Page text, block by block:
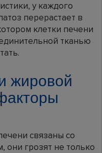
у каждого
перерастает в
клетки печени
тканью
жировой
связаны со
они грозят не только